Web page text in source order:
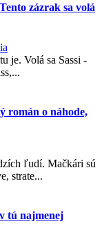
zázrak sa volá
je. Volá sa Sassi -
román o náhode,
ľudí. Mačkári sú
strate...
tú najmenej